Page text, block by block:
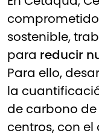
sostenible,
para reducir
Para ello,
la
de carbono
centros, con